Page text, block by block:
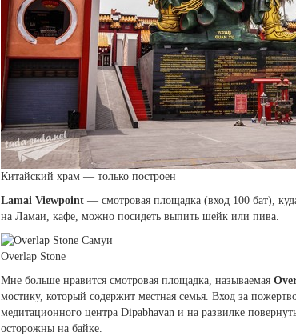
Китайский храм — только построен
Lamai Viewpoint — смотровая площадка (вход 100 бат),
на Ламаи, кафе, можно посидеть выпить шейк или пива.
Overlap Stone
Мне больше нравится смотровая площадка, называемая
мостику, который содержит местная семья. Вход за
медитационного центра Dipabhavan и на развилке
осторожны на байке.